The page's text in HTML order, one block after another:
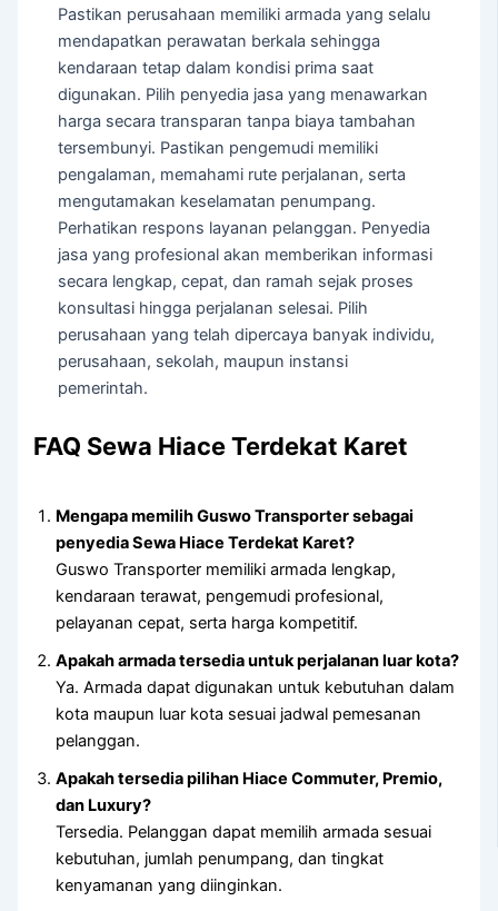
Pastikan perusahaan memiliki armada yang selalu
mendapatkan perawatan berkala sehingga
kendaraan tetap dalam kondisi prima saat
digunakan. Pilih penyedia jasa yang menawarkan
harga secara transparan tanpa biaya tambahan
tersembunyi. Pastikan pengemudi memiliki
pengalaman, memahami rute perjalanan, serta
mengutamakan keselamatan penumpang.
Perhatikan respons layanan pelanggan. Penyedia
jasa yang profesional akan memberikan informasi
secara lengkap, cepat, dan ramah sejak proses
konsultasi hingga perjalanan selesai. Pilih
perusahaan yang telah dipercaya banyak individu,
perusahaan, sekolah, maupun instansi
pemerintah.
FAQ Sewa Hiace Terdekat Karet
Mengapa memilih Guswo Transporter sebagai
penyedia Sewa Hiace Terdekat Karet?
Guswo Transporter memiliki armada lengkap,
kendaraan terawat, pengemudi profesional,
pelayanan cepat, serta harga kompetitif.
Apakah armada tersedia untuk perjalanan luar kota?
Ya. Armada dapat digunakan untuk kebutuhan dalam
kota maupun luar kota sesuai jadwal pemesanan
pelanggan.
Apakah tersedia pilihan Hiace Commuter, Premio,
dan Luxury?
Tersedia. Pelanggan dapat memilih armada sesuai
kebutuhan, jumlah penumpang, dan tingkat
kenyamanan yang diinginkan.